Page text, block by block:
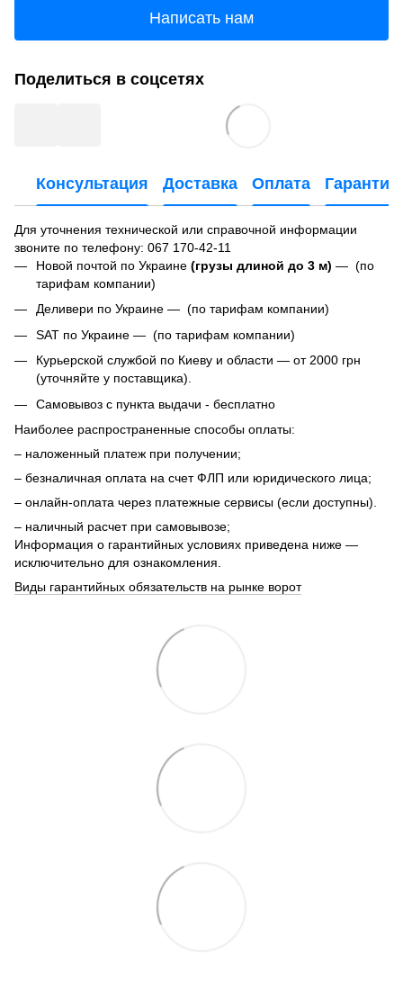
Написать нам
Поделиться в соцсетях
Консультация Доставка Оплата Гарантия
Для уточнения технической или справочной информации
звоните по телефону: 067 170-42-11
Новой почтой по Украине (грузы длиной до 3 м) — (по
тарифам компании)
Деливери по Украине — (по тарифам компании)
SAT по Украине — (по тарифам компании)
Курьерской службой по Киеву и области — от 2000 грн
(уточняйте у поставщика).
Самовывоз с пункта выдачи - бесплатно
Наиболее распространенные способы оплаты:
– наложенный платеж при получении;
– безналичная оплата на счет ФЛП или юридического лица;
– онлайн-оплата через платежные сервисы (если доступны).
– наличный расчет при самовывозе;
Информация о гарантийных условиях приведена ниже —
исключительно для ознакомления.
Виды гарантийных обязательств на рынке ворот